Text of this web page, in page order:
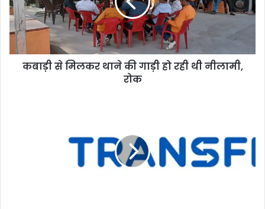
कबाड़ी से मिलकर थाने की गाड़ी हो रही थी नीलामी,
रोक